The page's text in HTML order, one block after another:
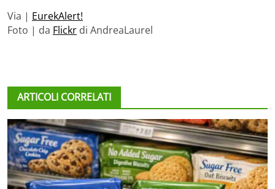
Via | EurekAlert!
Foto | da Flickr di AndreaLaurel
ARTICOLI CORRELATI